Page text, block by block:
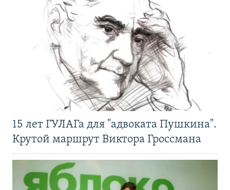
15 лет ГУЛАГа для "адвоката Пушкина".
Крутой маршрут Виктора Гроссмана